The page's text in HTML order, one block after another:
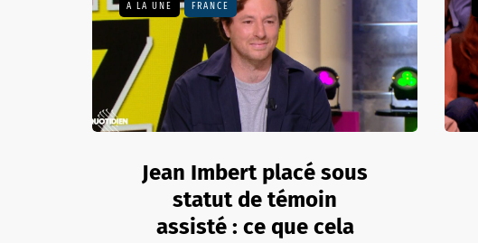
A LA UNE FRANCE
Jean Imbert placé sous
statut de témoin
assisté : ce que cela